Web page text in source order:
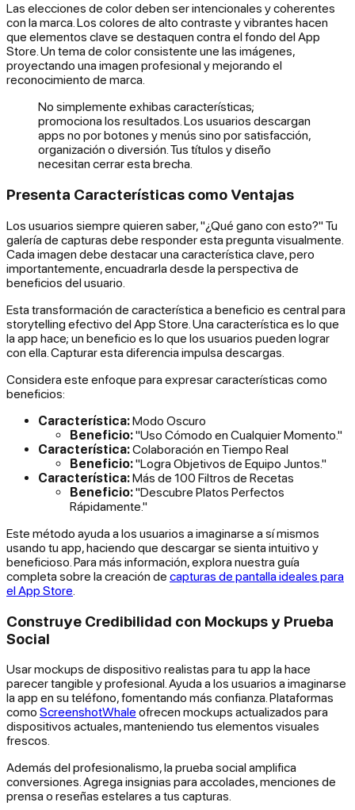
Las elecciones de color deben ser intencionales y coherentes
con la marca. Los colores de alto contraste y vibrantes hacen
que elementos clave se destaquen contra el fondo del App
Store. Un tema de color consistente une las imágenes,
proyectando una imagen profesional y mejorando el
reconocimiento de marca.
No simplemente exhibas características;
promociona los resultados. Los usuarios descargan
apps no por botones y menús sino por satisfacción,
organización o diversión. Tus títulos y diseño
necesitan cerrar esta brecha.
Presenta Características como Ventajas
Los usuarios siempre quieren saber, "¿Qué gano con esto?" Tu
galería de capturas debe responder esta pregunta visualmente.
Cada imagen debe destacar una característica clave, pero
importantemente, encuadrarla desde la perspectiva de
beneficios del usuario.
Esta transformación de característica a beneficio es central para
storytelling efectivo del App Store. Una característica es lo que
la app hace; un beneficio es lo que los usuarios pueden lograr
con ella. Capturar esta diferencia impulsa descargas.
Considera este enfoque para expresar características como
beneficios:
Característica:Modo Oscuro
Beneficio:"Uso Cómodo en Cualquier Momento."
Característica:Colaboración en Tiempo Real
Beneficio:"Logra Objetivos de Equipo Juntos."
Característica:Más de 100 Filtros de Recetas
Beneficio:"Descubre Platos Perfectos
Rápidamente."
Este método ayuda a los usuarios a imaginarse a sí mismos
usando tu app, haciendo que descargar se sienta intuitivo y
beneficioso. Para más información, explora nuestra guía
completa sobre la creación de capturas de pantalla ideales para
el App Store
Construye Credibilidad con Mockups y Prueba
Social
Usar mockups de dispositivo realistas para tu app la hace
parecer tangible y profesional. Ayuda a los usuarios a imaginarse
la app en su teléfono, fomentando más confianza. Plataformas
como ScreenshotWhale ofrecen mockups actualizados para
dispositivos actuales, manteniendo tus elementos visuales
frescos.
Además del profesionalismo, la prueba social amplifica
conversiones. Agrega insignias para accolades, menciones de
prensa o reseñas estelares a tus capturas.